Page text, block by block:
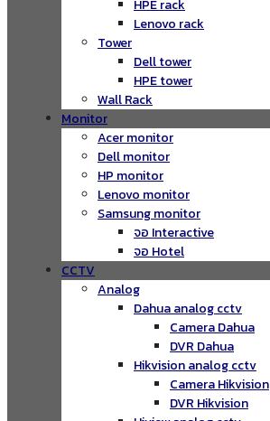
HPE rack
Lenovo rack
Tower
Dell tower
HPE tower
Wall Rack
Monitor
Acer monitor
Dell monitor
HP monitor
Lenovo monitor
Samsung monitor
จอ Interactive
จอ Hotel
CCTV
Analog
Dahua analog cctv
Camera Dahua
DVR Dahua
Hikvision analog cctv
Camera Hikvision
DVR Hikvision